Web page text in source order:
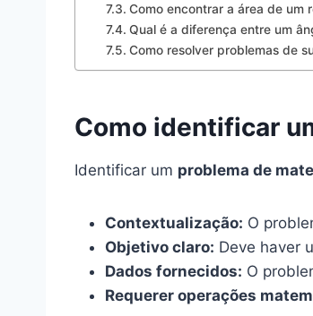
Como encontrar a área de um
Qual é a diferença entre um
Como resolver problemas de
Como identificar
Identificar um problema de
Contextualização: O
Objetivo claro: Deve haver
Dados fornecidos: O
Requerer operações